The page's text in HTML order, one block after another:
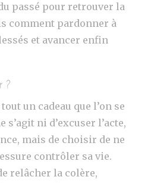
passé pour retrouver la
comment pardonner à
et avancer enfin
?
un cadeau que l’on se
ni d’excuser l’acte,
mais de choisir de ne
contrôler sa vie.
relâcher la colère,